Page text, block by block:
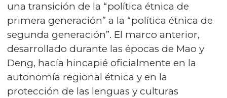
una transición de la “política étnica de
primera generación” a la “política étnica de
segunda generación”. El marco anterior,
desarrollado durante las épocas de Mao y
Deng, hacía hincapié oficialmente en la
autonomía regional étnica y en la
protección de las lenguas y culturas